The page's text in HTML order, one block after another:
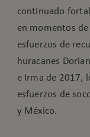
continuado
en momentos
esfuerzos de
huracanes
e Irma de 2017,
esfuerzos de
y México.